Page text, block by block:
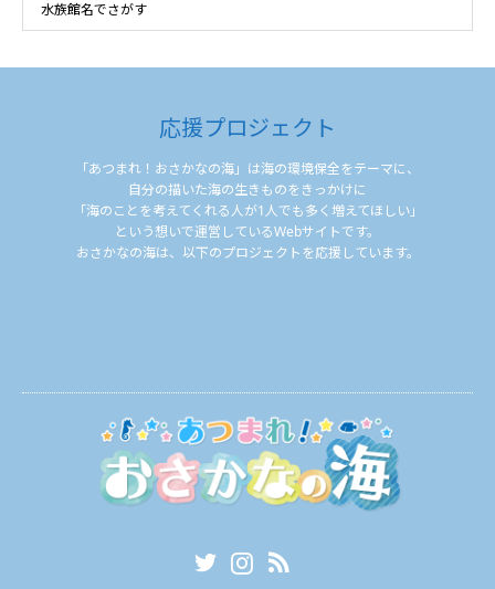
応援プロジェクト
「あつまれ！おさかなの海」は海の環境保全をテーマに、
自分の描いた海の生きものをきっかけに
「海のことを考えてくれる人が1人でも多く増えてほしい」
という想いで運営しているWebサイトです。
おさかなの海は、以下のプロジェクトを応援しています。